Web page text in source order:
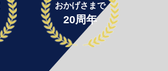
おかげさまで
20周年